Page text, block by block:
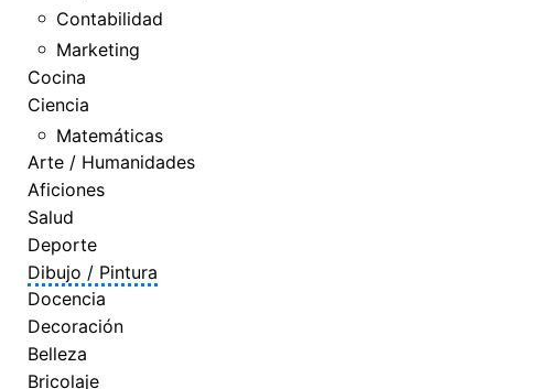
Contabilidad
Marketing
Cocina
Ciencia
Matemáticas
Arte / Humanidades
Aficiones
Salud
Deporte
Dibujo / Pintura
Docencia
Decoración
Belleza
Bricolaje